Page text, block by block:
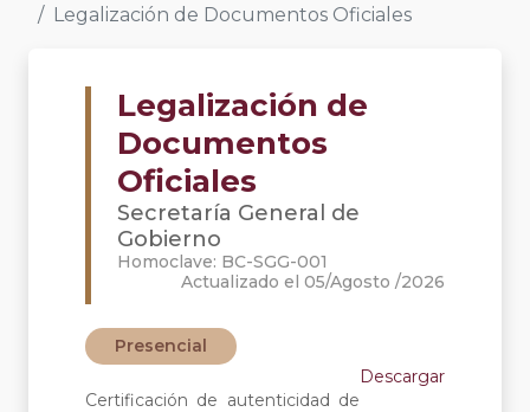
Legalización de Documentos Oficiales
Legalización de
Documentos
Oficiales
Secretaría General de
Gobierno
Homoclave: BC-SGG-001
Actualizado el 05/Agosto /2026
Presencial
Descargar
Certificación de autenticidad de